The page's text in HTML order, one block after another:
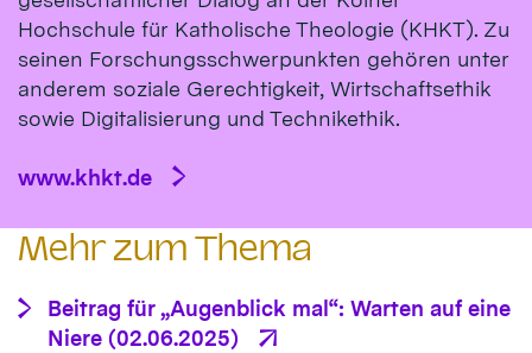
Hochschule für Katholische Theologie (KHKT). Zu
seinen Forschungsschwerpunkten gehören unter
anderem soziale Gerechtigkeit, Wirtschaftsethik
sowie Digitalisierung und Technikethik.
www.khkt.de
Mehr zum Thema
Beitrag für „Augenblick mal“: Warten auf eine
Niere (02.06.2025)